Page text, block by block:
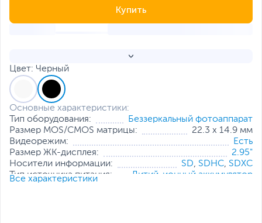
Цвет: Черный
Основные характеристики:
Тип оборудования:
Беззеркальный фотоаппарат
Размер MOS/CMOS матрицы:
22.3 x 14.9 мм
Видеорежим:
Есть
Размер ЖК-дисплея:
2.95"
Носители информации:
SD, SDHC, SDXC
Тип источника питания:
Литий-ионный аккумулятор
Все характеристики
Купить